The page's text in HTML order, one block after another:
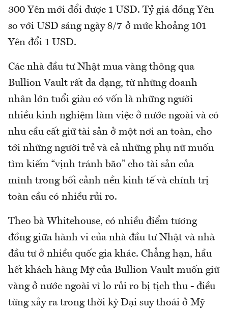
300 Yên mới đổi được 1 USD. Tỷ giá đồng Yên
so với USD sáng ngày 8/7 ở mức khoảng 101
Yên đổi 1 USD.
Các nhà đầu tư Nhật mua vàng thông qua
Bullion Vault rất đa dạng, từ những doanh
nhân lớn tuổi giàu có vốn là những người
nhiều kinh nghiệm làm việc ở nước ngoài và có
nhu cầu cất giữ tài sản ở một nơi an toàn, cho
tới những người trẻ và cả những phụ nữ muốn
tìm kiếm “vịnh tránh bão” cho tài sản của
mình trong bối cảnh nền kinh tế và chính trị
toàn cầu có nhiều rủi ro.
Theo bà Whitehouse, có nhiều điểm tương
đồng giữa hành vi của nhà đầu tư Nhật và nhà
đầu tư ở nhiều quốc gia khác. Chẳng hạn, hầu
hết khách hàng Mỹ của Bullion Vault muốn giữ
vàng ở nước ngoài vì lo rủi ro bị tịch thu - điều
từng xảy ra trong thời kỳ Đại suy thoái ở Mỹ